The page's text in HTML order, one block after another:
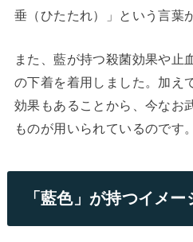
垂（ひたたれ）」という言葉
また、藍が持つ殺菌効果や止
の下着を着用しました。加え
効果もあることから、今なお
ものが用いられているのです。
「藍色」が持つイメ